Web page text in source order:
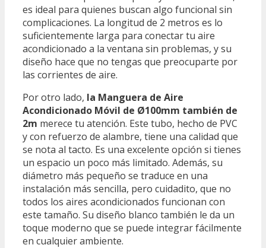
es ideal para quienes buscan algo funcional sin
complicaciones. La longitud de 2 metros es lo
suficientemente larga para conectar tu aire
acondicionado a la ventana sin problemas, y su
diseño hace que no tengas que preocuparte por
las corrientes de aire.
Por otro lado, la Manguera de Aire
Acondicionado Móvil de Ø100mm también de
2m merece tu atención. Este tubo, hecho de PVC
y con refuerzo de alambre, tiene una calidad que
se nota al tacto. Es una excelente opción si tienes
un espacio un poco más limitado. Además, su
diámetro más pequeño se traduce en una
instalación más sencilla, pero cuidadito, que no
todos los aires acondicionados funcionan con
este tamaño. Su diseño blanco también le da un
toque moderno que se puede integrar fácilmente
en cualquier ambiente.